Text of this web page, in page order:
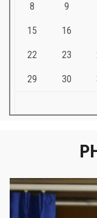
8 9
15 16
22 23
29 30